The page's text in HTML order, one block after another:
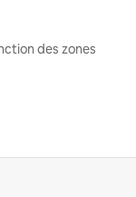
des zones